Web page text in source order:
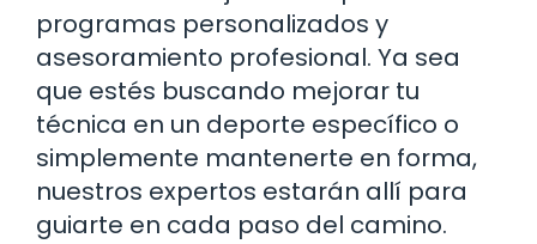
programas personalizados y
asesoramiento profesional. Ya sea
que estés buscando mejorar tu
técnica en un deporte específico o
simplemente mantenerte en forma,
nuestros expertos estarán allí para
guiarte en cada paso del camino.